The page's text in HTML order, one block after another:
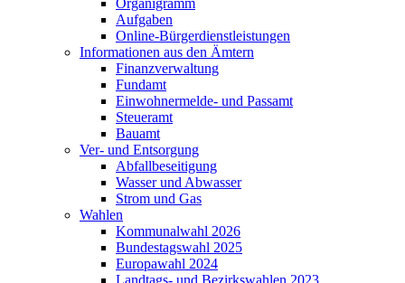
Organigramm
Aufgaben
Online-Bürgerdienstleistungen
Informationen aus den Ämtern
Finanzverwaltung
Fundamt
Einwohnermelde- und Passamt
Steueramt
Bauamt
Ver- und Entsorgung
Abfallbeseitigung
Wasser und Abwasser
Strom und Gas
Wahlen
Kommunalwahl 2026
Bundestagswahl 2025
Europawahl 2024
Landtags- und Bezirkswahlen 2023